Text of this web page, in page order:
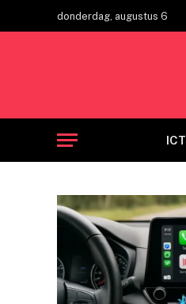
donderdag, augustus 6
ICT